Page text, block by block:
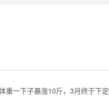
一下子暴涨10斤，3月终于下定